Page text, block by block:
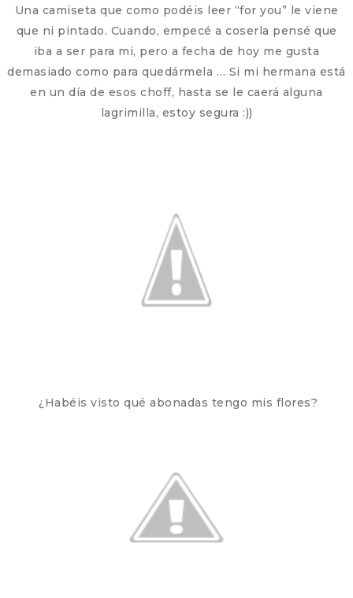
Una camiseta que como podéis leer “for you” le viene
que ni pintado. Cuando, empecé a coserla pensé que
iba a ser para mi, pero a fecha de hoy me gusta
demasiado como para quedármela … Si mi hermana está
en un día de esos choff, hasta se le caerá alguna
lagrimilla, estoy segura :))
¿Habéis visto qué abonadas tengo mis flores?